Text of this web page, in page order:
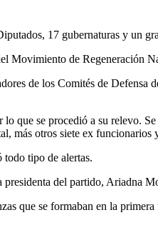
17 gubernaturas y un
de Regeneración
de los Comités de Defensa
que se procedió a su relevo.
más otros siete ex funcionarios
todo tipo de alertas.
del partido, Ariadna
que se formaban en la primera